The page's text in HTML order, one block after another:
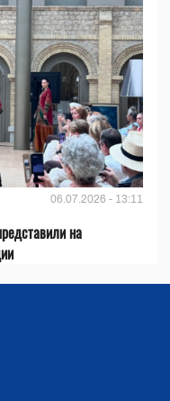
06.07.2026 - 13:11
на